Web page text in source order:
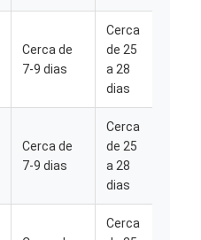
Cerca de
7-9 dias
Cerca
de 25
a 28
dias
Cerca de
7-9 dias
Cerca
de 25
a 28
dias
Cerca